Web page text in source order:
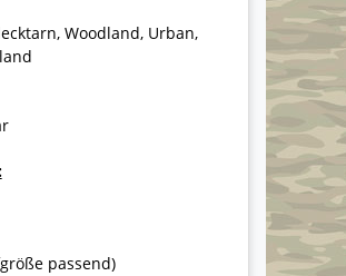
Woodland, Urban,
passend)